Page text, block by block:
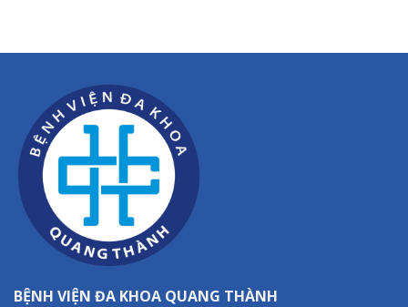
BỆNH VIỆN ĐA KHOA QUANG THÀNH